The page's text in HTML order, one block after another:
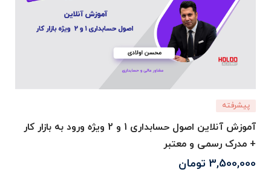
پیشرفته
آموزش آنلاین اصول حسابداری 1 و 2 ویژه ورود به بازار کار
+ مدرک رسمی و معتبر
3,500,000 تومان